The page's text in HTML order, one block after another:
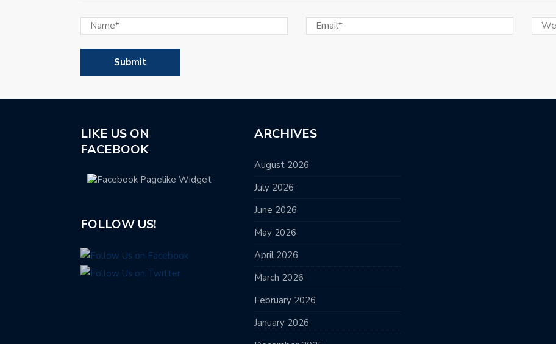
LIKE US ON
FACEBOOK
FOLLOW US!
ARCHIVES
August 2026
July 2026
June 2026
May 2026
April 2026
March 2026
February 2026
January 2026